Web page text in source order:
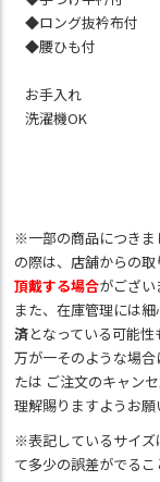
◆ロング抜衿布付
◆腰ひも付
お手入れ
洗濯機OK
※一部の商品につきま
の際は、店舗からの
頂戴する場合がござい
また、在庫管理には
済となっている可能性
万が一そのような場
たは ご注文のキャン
理解賜りますようお願
※表記しているサイズ
て多少の誤差がでるこ